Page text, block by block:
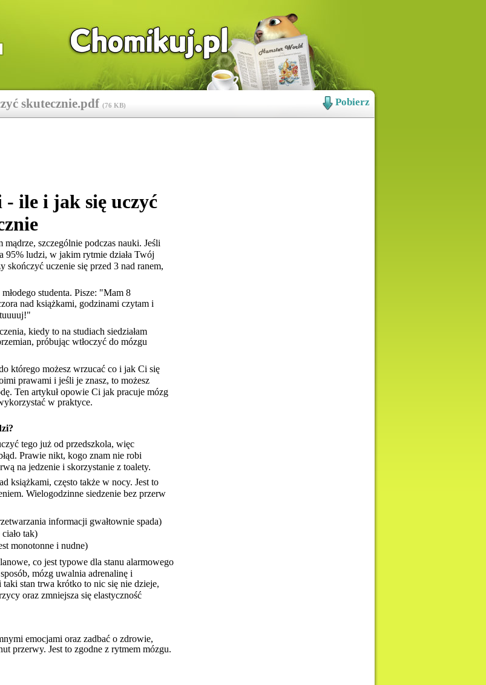
skutecznie.pdf (76 KB) Pobierz
ile i jak się uczyć
szczególnie podczas nauki. Jeśli
95% ludzi, w jakim rytmie działa Twój
skończyć uczenie się przed 3 nad ranem,
studenta. Pisze: "Mam 8
nad książkami, godzinami czytam i
kiedy to na studiach siedziałam
próbując wtłoczyć do mózgu
którego możesz wrzucać co i jak Ci się
prawami i jeśli je znasz, to możesz
Ten artykuł opowie Ci jak pracuje mózg
w praktyce.
tego już od przedszkola, więc
Prawie nikt, kogo znam nie robi
na jedzenie i skorzystanie z toalety.
książkami, często także w nocy. Jest to
Wielogodzinne siedzenie bez przerw
informacji gwałtownie spada)
tak)
monotonne i nudne)
co jest typowe dla stanu alarmowego
mózg uwalnia adrenalinę i
stan trwa krótko to nic się nie dzieje,
oraz zmniejsza się elastyczność
emocjami oraz zadbać o zdrowie,
przerwy. Jest to zgodne z rytmem mózgu.